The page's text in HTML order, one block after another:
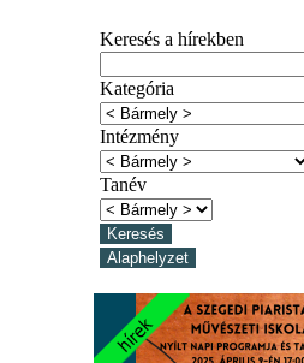
Keresés a hírekben
Kategória
Intézmény
Tanév